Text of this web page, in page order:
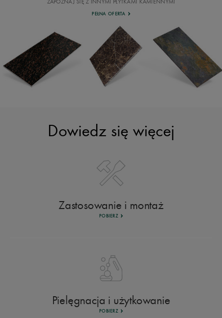
ZAPOZNAJ SIĘ Z INNYMI PŁYTKAMI KAMIENNYMI
PEŁNA OFERTA
Dowiedz się więcej
Zastosowanie i montaż
POBIERZ
Pielęgnacja i użytkowanie
POBIERZ